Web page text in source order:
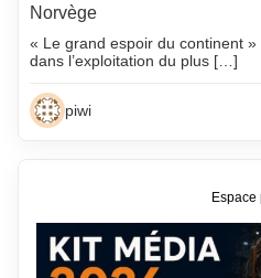
Norvège
« Le grand espoir du continent
dans l’exploitation du plus […]
piwi
Espace